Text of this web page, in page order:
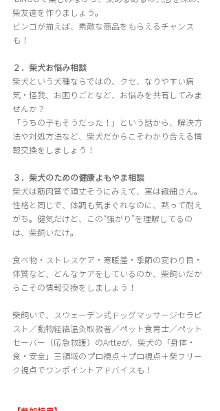
柴友達を作りましょう。
ビンゴが揃えば、素敵な商品をもらえるチャンス
も！
２．柴犬お悩み相談
柴犬という犬種ならではの、クセ、なりやすい病
気・怪我、お困りごとなど、お悩みを共有してみま
せんか？
「うちの子もそうだった！」という話から、解決方
法や対処方法など、柴犬だからこそわかり合える情
報交換をしましょう！
３．柴犬のための健康よもやま相談
柴犬は筋肉質で頑丈そうにみえて、実は繊細さん。
性格と同じで、体調も気まぐれなのに、黙って耐え
がち。健気だけど、この“強がり”を理解してるの
は、柴飼いだけ。
食べ物・ストレスケア・寒暖差・季節の変わり目・
体質など、どんなケアをしているのか、柴飼いだか
らこその情報交換をしましょう！
柴飼いで、スウェーデン式ドッグマッサージセラピ
スト／動物経絡温灸取扱者／ペット食育士／ペット
セーバー（応急救護）のArtteが、柴犬の「身体・
食・安全」三領域のプロ視点＋プロ視点＋柴フリー
ク視点でワンポイントアドバイスも！